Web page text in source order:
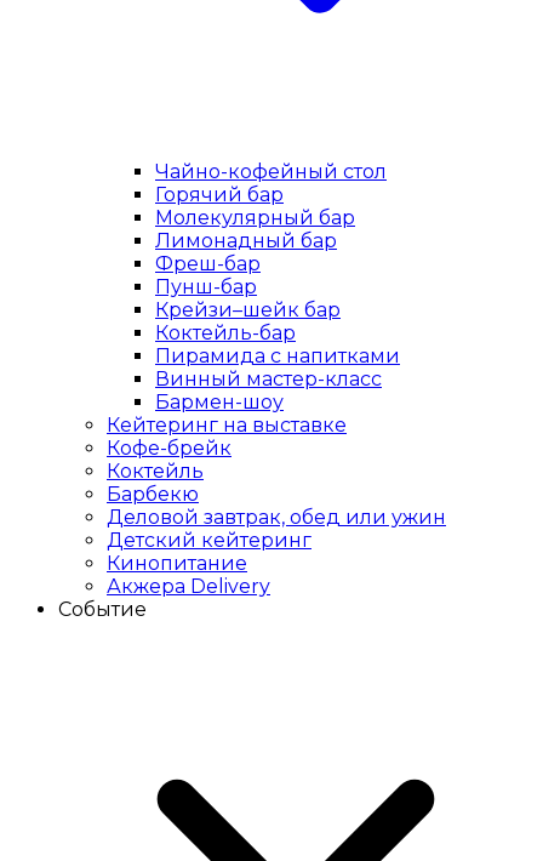
Чайно-кофейный стол
Горячий бар
Молекулярный бар
Лимонадный бар
Фреш-бар
Пунш-бар
Крейзи–шейк бар
Коктейль-бар
Пирамида с напитками
Винный мастер-класс
Бармен-шоу
Кейтеринг на выставке
Кофе-брейк
Коктейль
Барбекю
Деловой завтрак, обед или ужин
Детский кейтеринг
Кинопитание
Акжера Delivery
Событие